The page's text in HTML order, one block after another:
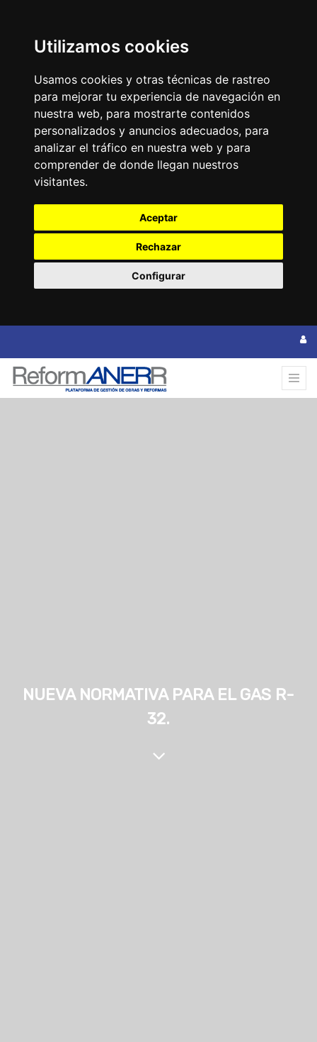
Utilizamos cookies
Usamos cookies y otras técnicas de rastreo
para mejorar tu experiencia de navegación en
nuestra web, para mostrarte contenidos
personalizados y anuncios adecuados, para
analizar el tráfico en nuestra web y para
comprender de donde llegan nuestros
visitantes.
Aceptar
Rechazar
Configurar
NUEVA NORMATIVA PARA EL GAS R-
32.